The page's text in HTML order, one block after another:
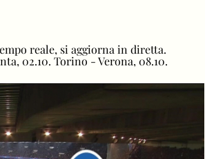
reale, si aggiorna in diretta.
02.10. Torino - Verona, 08.10.